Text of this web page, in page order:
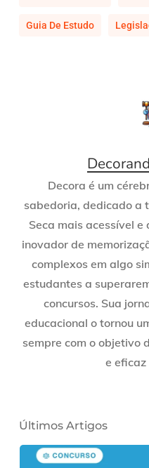
Guia De Estudo
Decora é um
sabedoria, dedicado a
Seca mais acessível
inovador de
complexos em algo
estudantes a
concursos. Sua
educacional o tornou
sempre com o objetivo
e
Últimos Artigos